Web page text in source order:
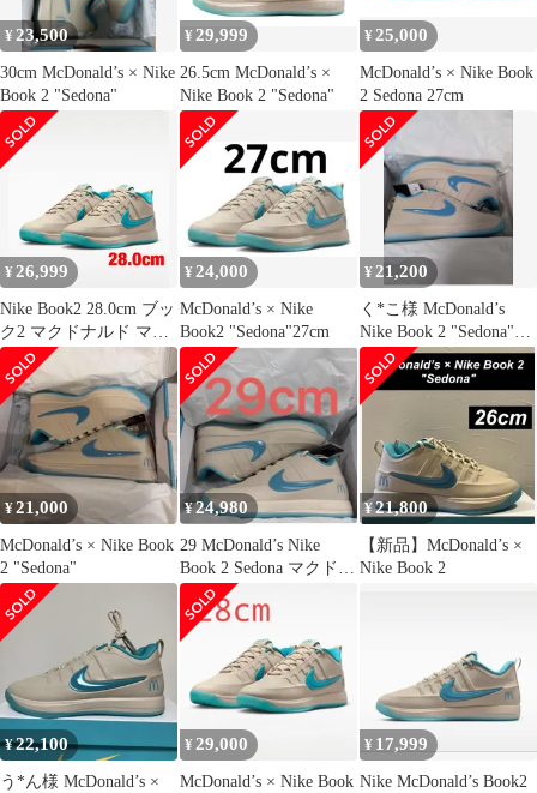
¥ 23,500
30cm McDonald’s × Nike
Book 2 "Sedona"
¥ 29,999
26.5cm McDonald’s ×
Nike Book 2 "Sedona"
¥ 25,000
McDonald’s × Nike Book
2 Sedona 27cm
¥ 26,999
Nike Book2 28.0cm ブッ
ク2 マクドナルド マッ
ク マクド
¥ 24,000
McDonald’s × Nike
Book2 "Sedona"27cm
¥ 21,200
く*こ様 McDonald’s
Nike Book 2 "Sedona"
26.
¥21,000
McDonald’s × Nike Book
2 "Sedona"
¥24,980
29 McDonald’s Nike
Book 2 Sedona マクドナ
ルド
¥21,800
【新品】McDonald’s ×
Nike Book 2
¥22,100
う*ん様 McDonald’s ×
¥29,000
McDonald’s × Nike Book
¥ 17,999
Nike McDonald’s Book2